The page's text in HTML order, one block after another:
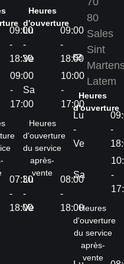
09:00
-
18:30
09:00
-
17:00
07:30
-
18:00
Heures
d'ouverture
Lu
-
Ve
09:00
-
18:00
Sa
10:00
-
17:00
Heures
d'ouverture
du service
après-
vente
Lu
-
Ve
08:00
-
18:00
80
Sales
Sint
Latem
Heures
d'ouverture
Lu
-
Ve
-
Sa
-
Heures
d'ouverture
du service
après-
vente